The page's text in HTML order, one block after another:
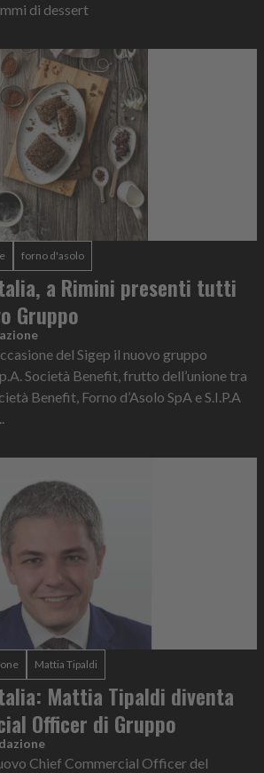
di dessert
forno d'asolo
a Rimini presenti tutti
Gruppo
del Sigep il nuovo gruppo
Società Benefit, frutto dell’unione tra
Benefit, Forno d’Asolo SpA e S.I.P.A
Mattia Tipaldi
Mattia Tipaldi diventa
Officer di Gruppo
Chief Commercial Officer del